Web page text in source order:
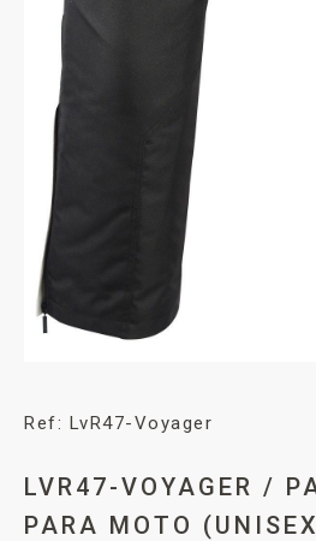
Ref: LvR47-Voyager
LVR47-VOYAGER /
PARA MOTO